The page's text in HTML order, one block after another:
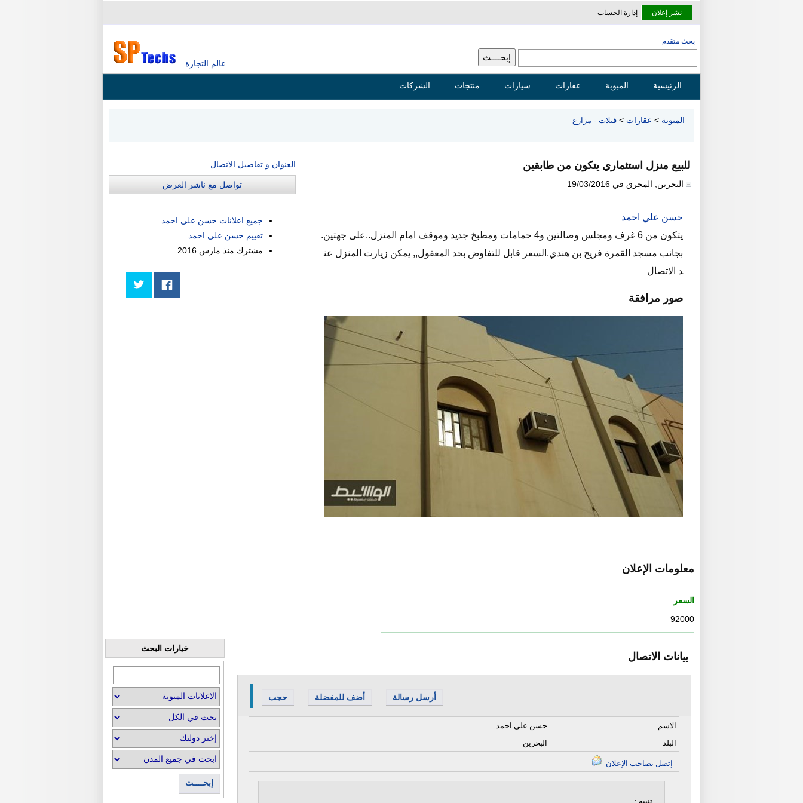
نشر إعلان إدارة الحساب
عالم التجارة
بحث متقدم
الرئيسية المبوبة عقارات سيارات منتجات الشركات
المبوبة > عقارات > فيلات - مزارع
للبيع منزل استثماري يتكون من طابقين
البحرين المحرق في 19/03/2016
حسن علي احمد
يتكون من 6 غرف ومجلس وصالتين و4 حمامات ومطبخ جديد وموقف امام المنزل..على جهتين.
بجانب مسجد القمرة فريج بن هندي.السعر قابل للتفاوض بحد المعقول,, يمكن زيارت المنزل عن
د الاتصال
صور مرافقة
معلومات الإعلان
السعر
92000
العنوان و تفاصيل الاتصال
تواصل مع ناشر العرض
جميع اعلانات حسن علي احمد
تقييم حسن علي احمد
مشترك منذ مارس 2016
بيانات الاتصال
حجب أضف للمفضلة أرسل رسالة
حسن علي احمد
الاسم
البحرين
البلد
تنبيه :
خيارات البحث
إبحــــث